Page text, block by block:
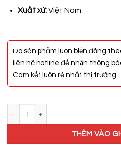
Xuất xứ:Việt Nam
Do sản phẩm luôn biến động
liên hệ hotline để nhận thông
Cam kết luôn rẻ nhất thị trường
THÊM VÀO